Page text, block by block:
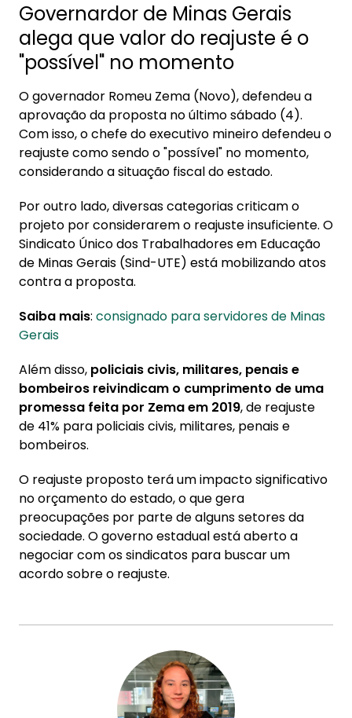
Governardor de Minas Gerais
alega que valor do reajuste é o
"possível" no momento
O governador Romeu Zema (Novo), defendeu a
aprovação da proposta no último sábado (4).
Com isso, o chefe do executivo mineiro defendeu o
reajuste como sendo o "possível" no momento,
considerando a situação fiscal do estado.
Por outro lado, diversas categorias criticam o
projeto por considerarem o reajuste insuficiente. O
Sindicato Único dos Trabalhadores em Educação
de Minas Gerais (Sind-UTE) está mobilizando atos
contra a proposta.
Saiba mais: consignado para servidores de Minas
Gerais
Além disso, policiais civis, militares, penais e
bombeiros reivindicam o cumprimento de uma
promessa feita por Zema em 2019, de reajuste
de 41% para policiais civis, militares, penais e
bombeiros.
O reajuste proposto terá um impacto significativo
no orçamento do estado, o que gera
preocupações por parte de alguns setores da
sociedade. O governo estadual está aberto a
negociar com os sindicatos para buscar um
acordo sobre o reajuste.